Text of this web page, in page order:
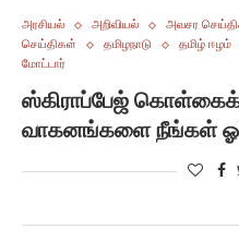
அரசியல் அறிவியல் அவசர
செய்திகள்
தமிழநாடு தமிழ் ஈழம்
மோட்டார்
ஸ்கிராப்பேஜ்
வாகனங்களை நீங்கள் ஓட்ட